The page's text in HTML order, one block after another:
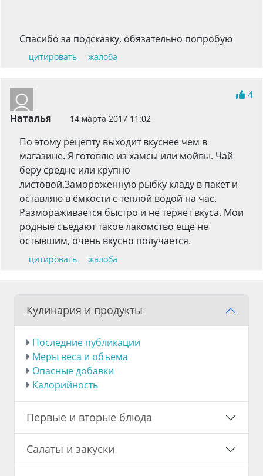
Спасибо за подсказку, обязательно попробую
цитировать жалоба
4
Наталья
14 марта 2017 11:02
По этому рецепту выходит вкуснее чем в
магазине. Я готовлю из хамсы или мойвы. Чай
беру средне или крупно
листовой.Замороженную рыбку кладу в пакет и
оставляю в ёмкости с теплой водой на час.
Размораживается быстро и не теряет вкуса. Мои
родные съедают такое лакомство еще не
остывшим, очень вкусно получается.
цитировать жалоба
Кулинария и продукты
Последние публикации
Меры веса и объема
Опасные добавки
Калорийность
Первые и вторые блюда
Салаты и закуски